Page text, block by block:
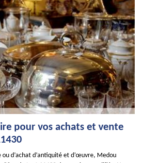
pour vos achats et vente
d’achat d’antiquité et d’œuvre, Medou